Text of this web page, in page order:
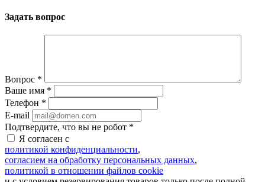
Задать вопрос
Вопрос *
Ваше имя *
Телефон *
E-mail
Подтвердите, что вы не робот *
Я согласен с
политикой конфиденциальности,
согласием на обработку персональных данных,
политикой в отношении файлов cookie